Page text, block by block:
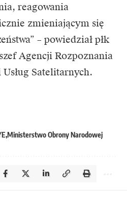
reagowania
zmieniającym się
– powiedział płk
Agencji Rozpoznania
Satelitarnych.
Ministerstwo Obrony Narodowej